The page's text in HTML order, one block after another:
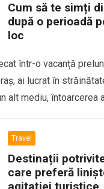
Cum să te simți
după o perioadă
loc
într-o vacanță
ai lucrat în
alt mediu, întoarcerea
Travel
Destinații
care preferă